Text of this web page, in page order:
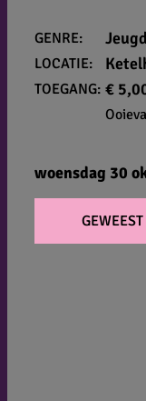
GENRE:
LOCATIE:
TOEGANG: €
woensdag 30
GEWEEST